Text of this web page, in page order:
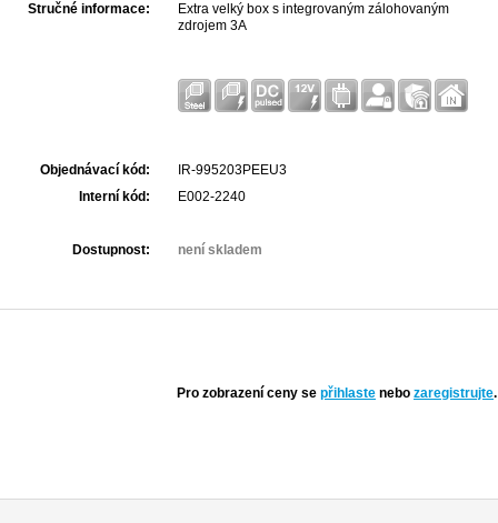
Stručné informace:
Extra velký box s integrovaným zálohovaným
zdrojem 3A
Objednávací kód:
IR-995203PEEU3
Interní kód:
E002-2240
Dostupnost: není skladem
Pro zobrazení ceny se přihlaste nebo zaregistrujte.